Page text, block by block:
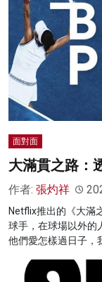
面對面
大滿貫之路：
作者: 張灼祥
Netflix推出的《大滿
球手，在球場以外的
他們愛怎樣過日子，